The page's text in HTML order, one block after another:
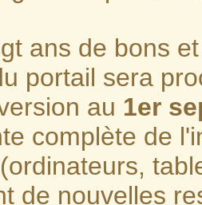
ans de bons
portail sera
au 1er
complète de
de nouvelles